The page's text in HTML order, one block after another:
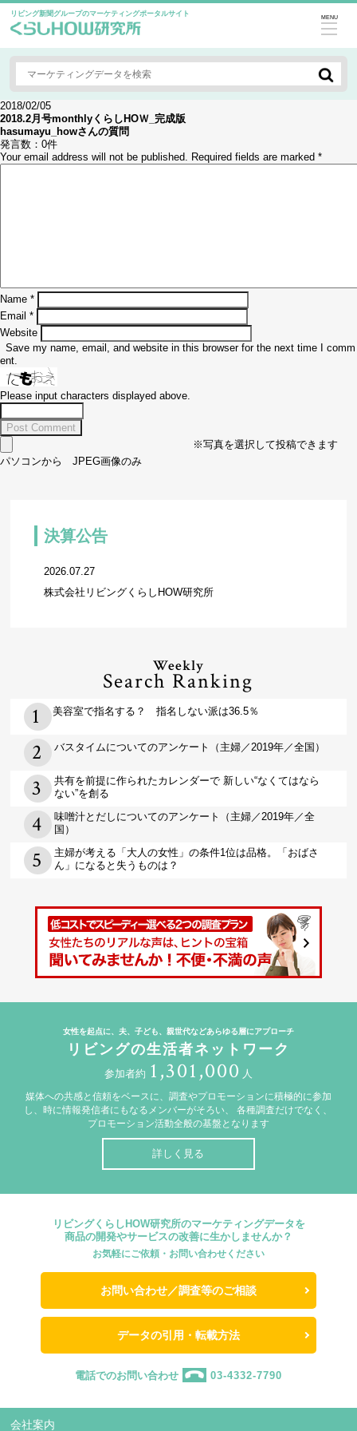
リビング新聞グループのマーケティングポータルサイト MENU
2018/02/05
2018.2月号monthlyくらしHOＷ_完成版
hasumayu_howさんの質問
発言数： 0件
Your email address will not be published. Required fields are marked *
Name *
Email *
Website
Save my name, email, and website in this browser for the next time I comm
ent.
Please input characters displayed above.
※写真を選択して投稿できます
パソコンから JPEG画像のみ
決算公告
2026.07.27
株式会社リビングくらしHOW研究所
Weekly
Search Ranking
美容室で指名する？ 指名しない派は36.5％
バスタイムについてのアンケート（主婦／2019年／全国）
共有を前提に作られたカレンダーで 新しい“なくてはなら
ない”を創る
味噌汁とだしについてのアンケート（主婦／2019年／全
国）
主婦が考える「大人の女性」の条件1位は品格。「おばさ
ん」になると失うものは？
女性を起点に、夫、子ども、親世代などあらゆる層にアプローチ
リビングの生活者ネットワーク
参加者約 1,301,000 人
媒体への共感と信頼をベースに、調査やプロモーションに積極的に参加
し、時に情報発信者にもなるメンバーがそろい、
各種調査だけでなく、
プロモーション活動全般の基盤となります
詳しく見る
リビングくらしHOW研究所のマーケティングデータを
商品の開発やサービスの改善に生かしませんか？
お気軽にご依頼・お問い合わせください
お問い合わせ／調査等のご相談
データの引用・転載方法
電話でのお問い合わせ 03-4332-7790
会社案内